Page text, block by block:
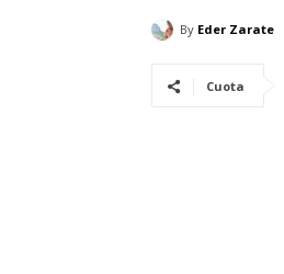
By Eder Zarate
Cuota